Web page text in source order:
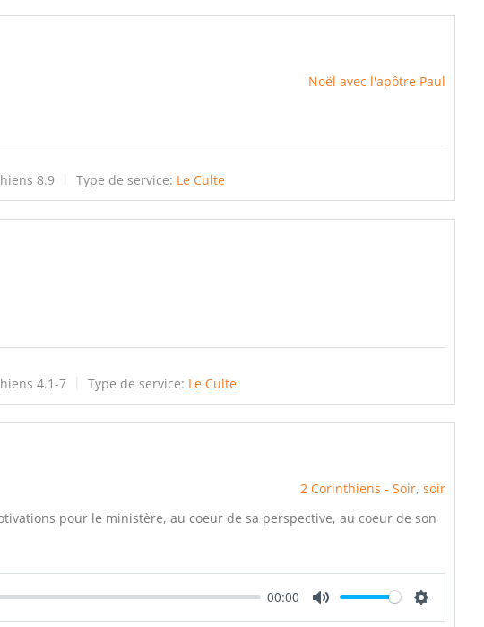
Noël avec l'apôtre Paul
8.9 Type de service: Le Culte
4.1-7 Type de service: Le Culte
2 Corinthiens - Soir, soir
pour le ministère, au coeur de sa perspective, au coeur de son
00:00
Mute Settings